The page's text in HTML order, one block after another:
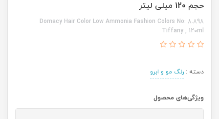
حجم 120 میلی لیتر
Domacy Hair Color Low Ammonia Fashion Colors No: 8.898
Tiffany , 120ml
دسته : رنگ مو و ابرو
ویژگی‌های محصول